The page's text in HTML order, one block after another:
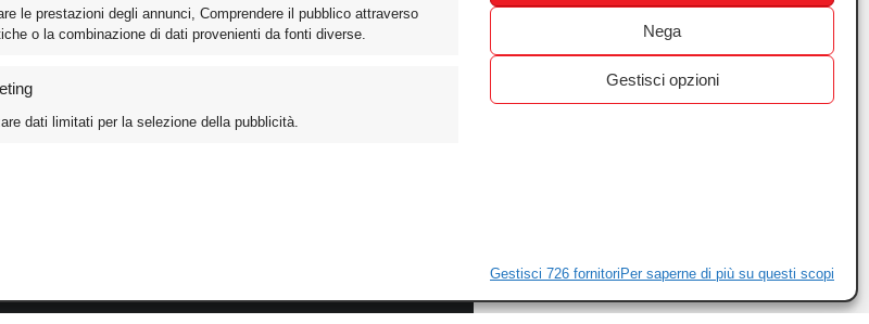
le prestazioni degli annunci, Comprendere il pubblico attraverso
o la combinazione di dati provenienti da fonti diverse.
dati limitati per la selezione della pubblicità.
Gestisci 726 fornitori Per saperne di più su questi scopi
Nega
Gestisci opzioni